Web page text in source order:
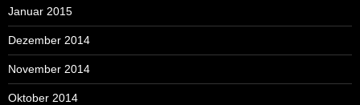
Januar 2015
Dezember 2014
November 2014
Oktober 2014